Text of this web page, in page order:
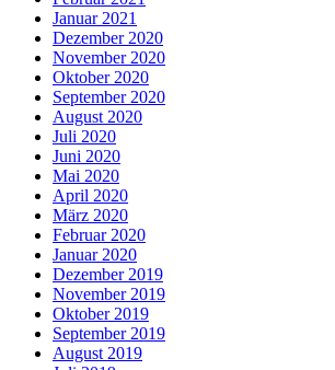
Januar 2021
Dezember 2020
November 2020
Oktober 2020
September 2020
August 2020
Juli 2020
Juni 2020
Mai 2020
April 2020
März 2020
Februar 2020
Januar 2020
Dezember 2019
November 2019
Oktober 2019
September 2019
August 2019